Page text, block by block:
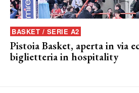
BASKET / SERIE A2
Pistoia Basket, aperta in via
biglietteria in hospitality